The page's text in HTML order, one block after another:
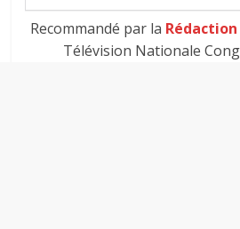
Recommandé par la Rédaction
Télévision Nationale